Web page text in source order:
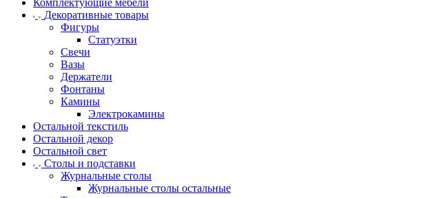
Комплектующие мебели
Декоративные товары
Фигуры
Статуэтки
Свечи
Вазы
Держатели
Фонтаны
Камины
Электрокамины
Остальной текстиль
Остальной декор
Остальной свет
Столы и подставки
Журнальные столы
Журнальные столы остальные